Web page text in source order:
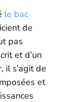
le bac
de
pas
et d’un
il s’agit de
et